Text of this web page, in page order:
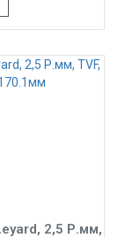
2,5 Р.мм,